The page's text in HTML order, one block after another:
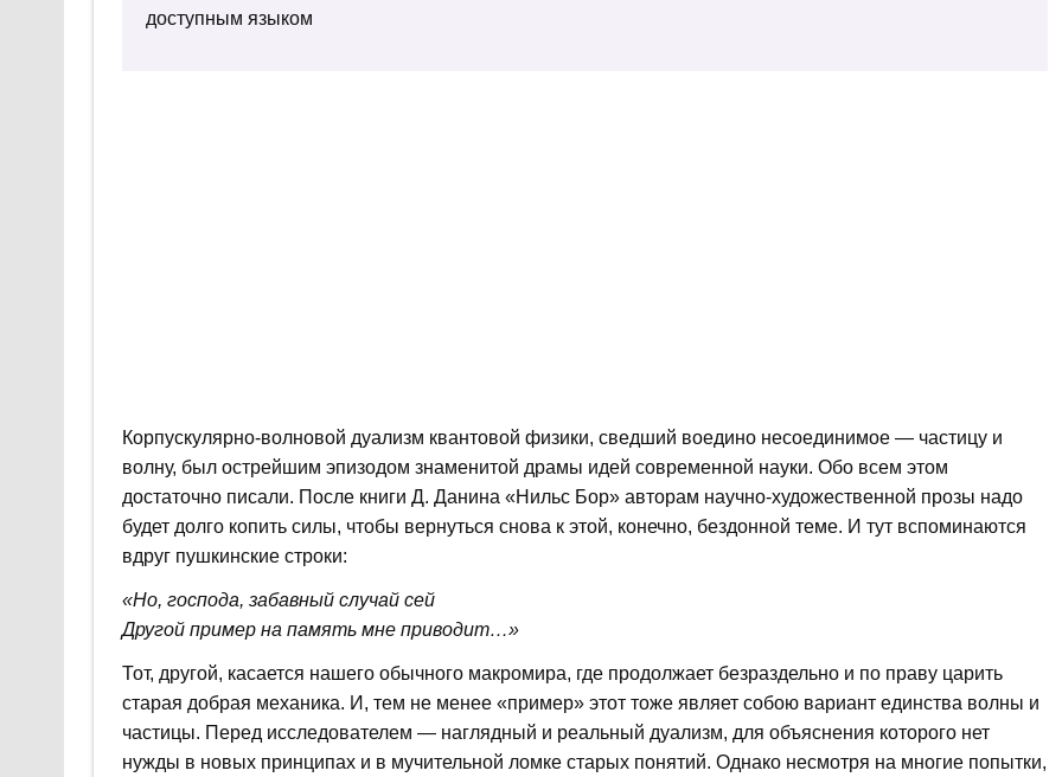
доступным языком
Корпускулярно-волновой дуализм квантовой физики, сведший воедино несоединимое — частицу и
волну, был острейшим эпизодом знаменитой драмы идей современной науки. Обо всем этом
достаточно писали. После книги Д. Данина «Нильс Бор» авторам научно-художественной прозы надо
будет долго копить силы, чтобы вернуться снова к этой, конечно, бездонной теме. И тут вспоминаются
вдруг пушкинские строки:
«Но, господа, забавный случай сей
Другой пример на память мне приводит…»
Тот, другой, касается нашего обычного макромира, где продолжает безраздельно и по праву царить
старая добрая механика. И, тем не менее «пример» этот тоже являет собою вариант единства волны и
частицы. Перед исследователем — наглядный и реальный дуализм, для объяснения которого нет
нужды в новых принципах и в мучительной ломке старых понятий. Однако несмотря на многие попытки,